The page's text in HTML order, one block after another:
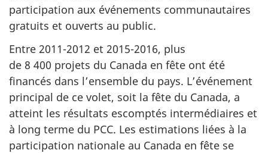
participation aux événements communautaires
gratuits et ouverts au public.
Entre 2011-2012 et 2015-2016, plus
de 8 400 projets du Canada en fête ont été
financés dans l’ensemble du pays. L’événement
principal de ce volet, soit la fête du Canada, a
atteint les résultats escomptés intermédiaires et
à long terme du PCC. Les estimations liées à la
participation nationale au Canada en fête se